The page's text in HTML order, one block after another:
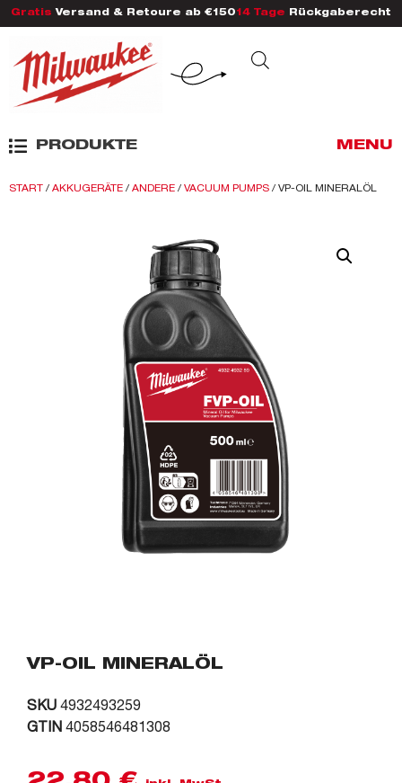
Gratis Versand & Retoure ab €150 14 Tage Rückgaberecht
PRODUKTE MENU
START / AKKUGERÄTE / ANDERE / VACUUM PUMPS / VP-OIL MINERALÖL
VP-OIL MINERALÖL
SKU 4932493259
GTIN 4058546481308